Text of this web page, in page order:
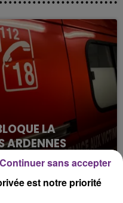
LA
ARDENNES
ce mercredi en
est notre priorité
Continuer sans accepter